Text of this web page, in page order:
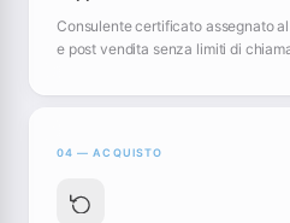
Consulente certificato assegnato
e post vendita senza limiti di
04 — ACQUISTO